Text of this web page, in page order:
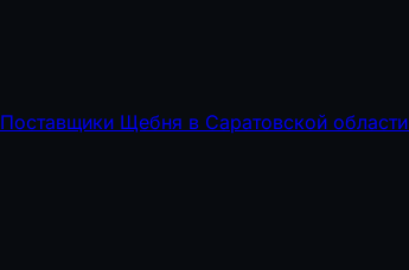
Поставщики Щебня в Саратовской области